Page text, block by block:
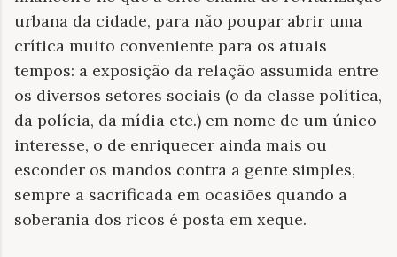
urbana da cidade, para não poupar abrir uma
crítica muito conveniente para os atuais
tempos: a exposição da relação assumida entre
os diversos setores sociais (o da classe política,
da polícia, da mídia etc.) em nome de um único
interesse, o de enriquecer ainda mais ou
esconder os mandos contra a gente simples,
sempre a sacrificada em ocasiões quando a
soberania dos ricos é posta em xeque.